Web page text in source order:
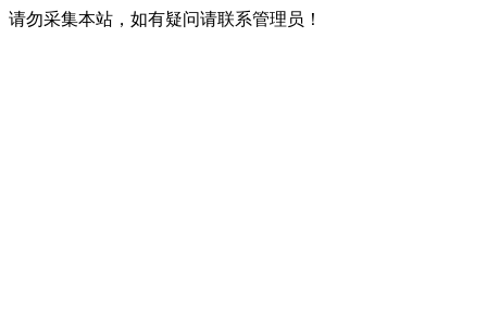
请勿采集本站，如有疑问请联系管理员！